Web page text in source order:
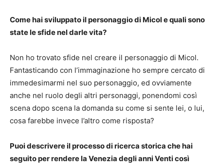
Come hai sviluppato il personaggio di Micol e quali sono
state le sfide nel darle vita?
Non ho trovato sfide nel creare il personaggio di Micol.
Fantasticando con l’immaginazione ho sempre cercato di
immedesimarmi nel suo personaggio, ed ovviamente
anche nel ruolo degli altri personaggi, ponendomi così
scena dopo scena la domanda su come si sente lei, o lui,
cosa farebbe invece l’altro come risposta?
Puoi descrivere il processo di ricerca storica che hai
seguito per rendere la Venezia degli anni Venti così